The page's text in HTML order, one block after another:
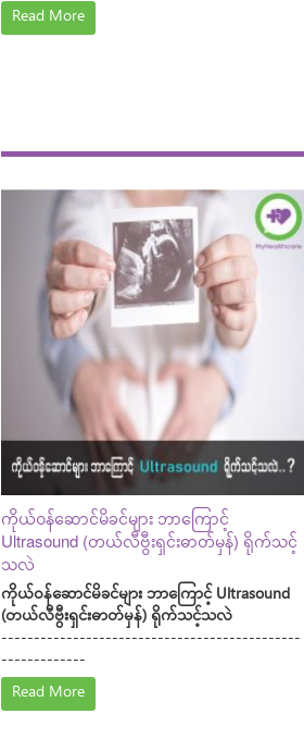
Read More
ကိုယ်ဝန်ဆောင်မိခင်များ ဘာကြောင့်
Ultrasound (တယ်လီဗွီးရှင်းဓာတ်မှန်) ရိုက်သင့်
သလဲ
ကိုယ်ဝန်ဆောင်မိခင်များ ဘာကြောင့် Ultrasound
(တယ်လီဗွီးရှင်းဓာတ်မှန်) ရိုက်သင့်သလဲ
----------------------------------------------
-------------
Read More